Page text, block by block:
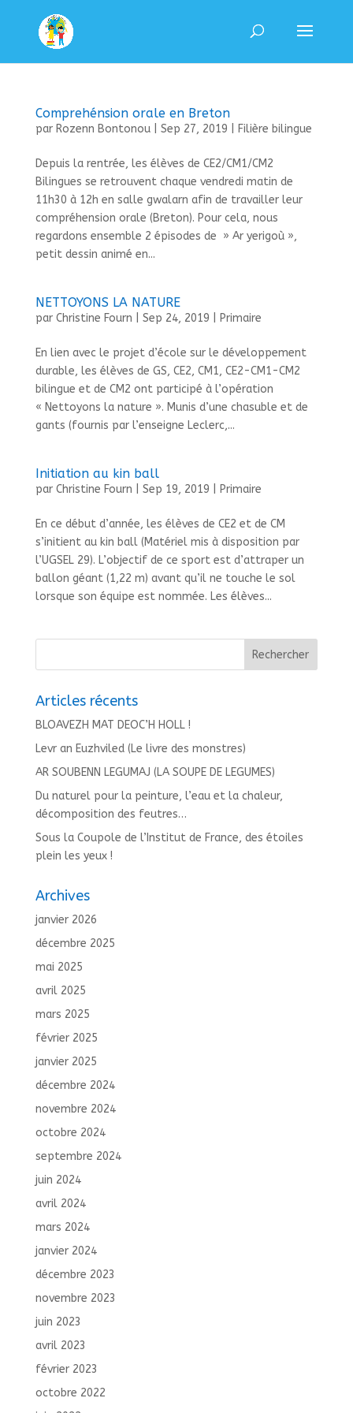
Comprehénsion orale en Breton
par Rozenn Bontonou| Sep 27, 2019 Filière bilingue
Depuis la rentrée, les élèves de CE2/CM1/CM2
Bilingues se retrouvent chaque vendredi matin de
11h30 à 12h en salle gwalarn afin de travailler leur
compréhension orale (Breton). Pour cela, nous
regardons ensemble 2 épisodes de » Ar yerigoù »,
petit dessin animé en...
NETTOYONS LA NATURE
par Christine Fourn Sep 24, 2019 Primaire
En lien avec le projet d’école sur le développement
durable, les élèves de GS, CE2, CM1, CE2-CM1-CM2
bilingue et de CM2 ont participé à l’opération
« Nettoyons la nature ». Munis d’une chasuble et de
gants (fournis par l’enseigne Leclerc,...
Initiation au kin ball
par Christine Fourn Sep 19, 2019 Primaire
En ce début d’année, les élèves de CE2 et de CM
s’initient au kin ball (Matériel mis à disposition par
l’UGSEL 29). L’objectif de ce sport est d’attraper un
ballon géant (1,22 m) avant qu’il ne touche le sol
lorsque son équipe est nommée. Les élèves...
Articles récents
BLOAVEZH MAT DEOC’H HOLL !
Levr an Euzhviled (Le livre des monstres)
AR SOUBENN LEGUMAJ (LA SOUPE DE LEGUMES)
Du naturel pour la peinture, l’eau et la chaleur,
décomposition des feutres…
Sous la Coupole de l’Institut de France, des étoiles
plein les yeux !
Archives
janvier 2026
décembre 2025
mai 2025
avril 2025
mars 2025
février 2025
janvier 2025
décembre 2024
novembre 2024
octobre 2024
septembre 2024
juin 2024
avril 2024
mars 2024
janvier 2024
décembre 2023
novembre 2023
juin 2023
avril 2023
février 2023
octobre 2022